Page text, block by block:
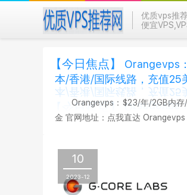
优质vps推
【今日焦点】
Orangevps
本/香港/国际线路，充值25
Orangevps：$23/年/2GB内
金 官网地址：点我直达 Orangevps，国外商家，提供各类KVM VPS，数据中心有香港、新加坡、日本、堪萨斯等。现在有活动，
10
2023-12